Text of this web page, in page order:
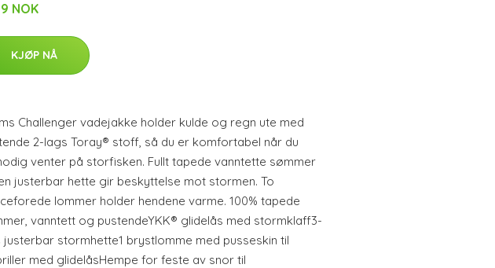
NOK
KJØP NÅ
Challenger vadejakke holder kulde og regn ute med
2-lags Toray® stoff, så du er komfortabel når du
venter på storfisken. Fullt tapede vanntette sømmer
justerbar hette gir beskyttelse mot stormen. To
lommer holder hendene varme. 100% tapede
vanntett og pustendeYKK® glidelås med stormklaff3-
justerbar stormhette1 brystlomme med pusseskin til
med glidelåsHempe for feste av snor til